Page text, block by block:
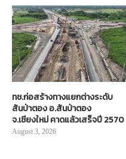
ทช.ก่อสร้างทางแยกต่างระดับ
สันป่าตอง อ.สันป่าตอง
จ.เชียงใหม่ คาดแล้วเสร็จปี 2570
August 3, 2026